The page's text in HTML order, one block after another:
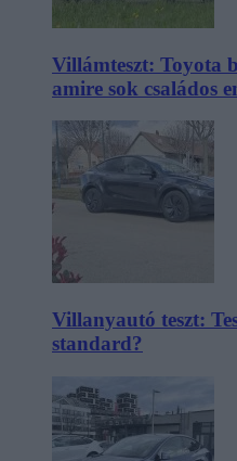
Villámteszt: Toyota
amire sok családos
Villanyautó teszt:
standard?